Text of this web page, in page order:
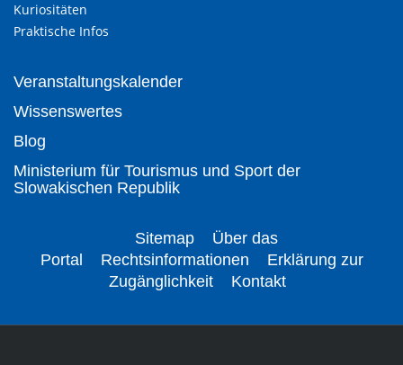
Kuriositäten
Praktische Infos
Veranstaltungskalender
Wissenswertes
Blog
Ministerium für Tourismus und Sport der
Slowakischen Republik
Sitemap
Über das
Portal
Rechtsinformationen
Erklärung zur
Zugänglichkeit
Kontakt